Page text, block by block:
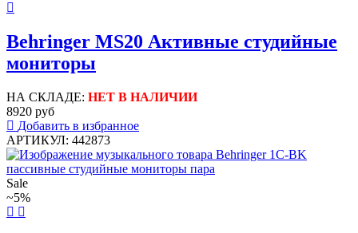
Behringer MS20 Активные студийные
мониторы
НА СКЛАДЕ: НЕТ В НАЛИЧИИ
8920 руб
Добавить в избранное
АРТИКУЛ: 442873
Sale
~5%